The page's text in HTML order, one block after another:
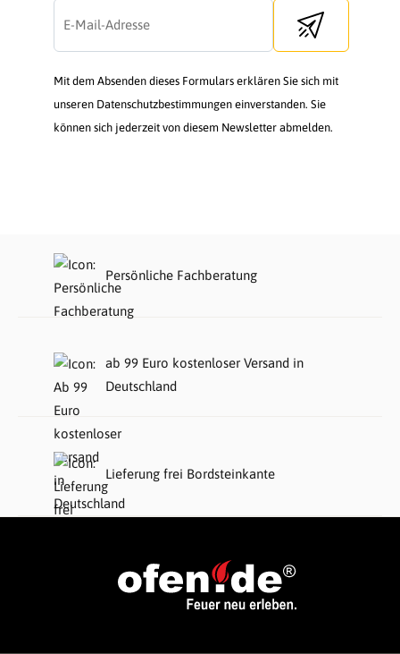
Send newsletter
Mit dem Absenden dieses Formulars erklären Sie sich mit
unseren Datenschutzbestimmungen einverstanden. Sie
können sich jederzeit von diesem Newsletter abmelden.
Persönliche Fachberatung
ab 99 Euro kostenloser Versand in
Deutschland
Lieferung frei Bordsteinkante